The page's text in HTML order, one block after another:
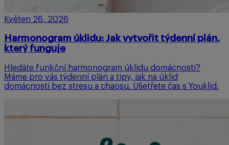
Květen 26, 2026
Harmonogram úklidu: Jak vytvořit týdenní plán,
který funguje
Hledáte funkční harmonogram úklidu domácnosti?
Máme pro vás týdenní plán a tipy, jak na úklid
domácnosti bez stresu a chaosu. Ušetřete čas s Youklid.